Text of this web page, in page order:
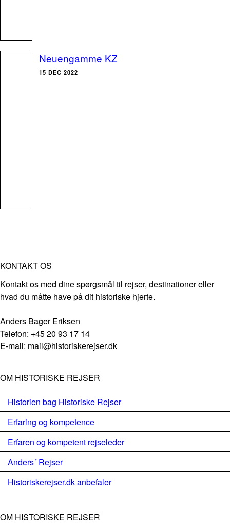
Neuengamme KZ
15 DEC 2022
KONTAKT OS
Kontakt os med dine spørgsmål til rejser, destinationer eller
hvad du måtte have på dit historiske hjerte.
Anders Bager Eriksen
Telefon: +45 20 93 17 14
E-mail: mail@historiskerejser.dk
OM HISTORISKE REJSER
Historien bag Historiske Rejser
Erfaring og kompetence
Erfaren og kompetent rejseleder
Anders´ Rejser
Historiskerejser.dk anbefaler
OM HISTORISKE REJSER